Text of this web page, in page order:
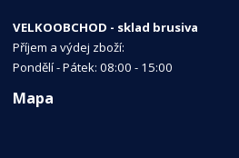
VELKOOBCHOD - sklad brusiva
Příjem a výdej zboží:
Pondělí - Pátek: 08:00 - 15:00
Mapa